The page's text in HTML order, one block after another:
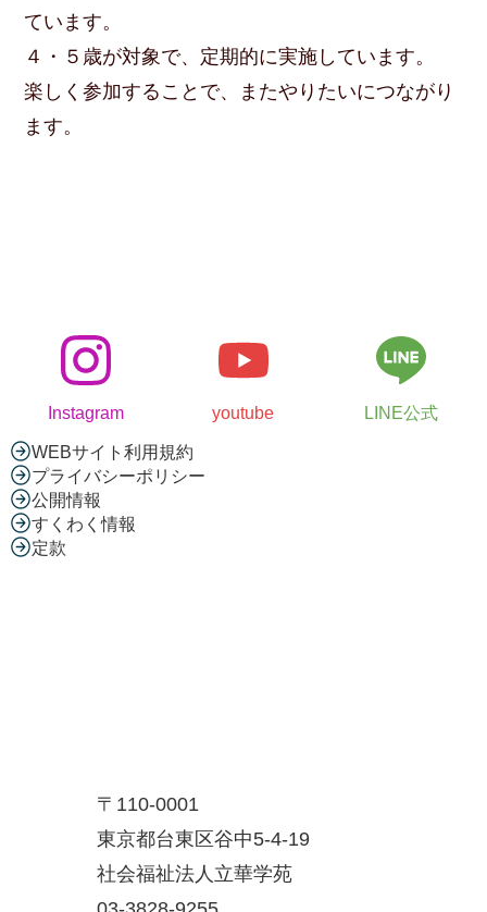
ています。
４・５歳が対象で、定期的に実施しています。
楽しく参加することで、またやりたいにつながり
ます。
Instagram youtube
LINE公式
WEBサイト利用規約
プライバシーポリシー
公開情報
すくわく情報
定款
〒110-0001
東京都台東区谷中5-4-19
社会福祉法人立華学苑